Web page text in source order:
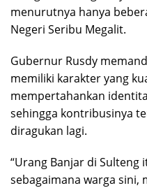
menurutnya hanya
Negeri Seribu Megalit.
Gubernur Rusdy
memiliki karakter yang
mempertahankan
sehingga kontribusinya
diragukan lagi.
“Urang Banjar di
sebagaimana warga sini,